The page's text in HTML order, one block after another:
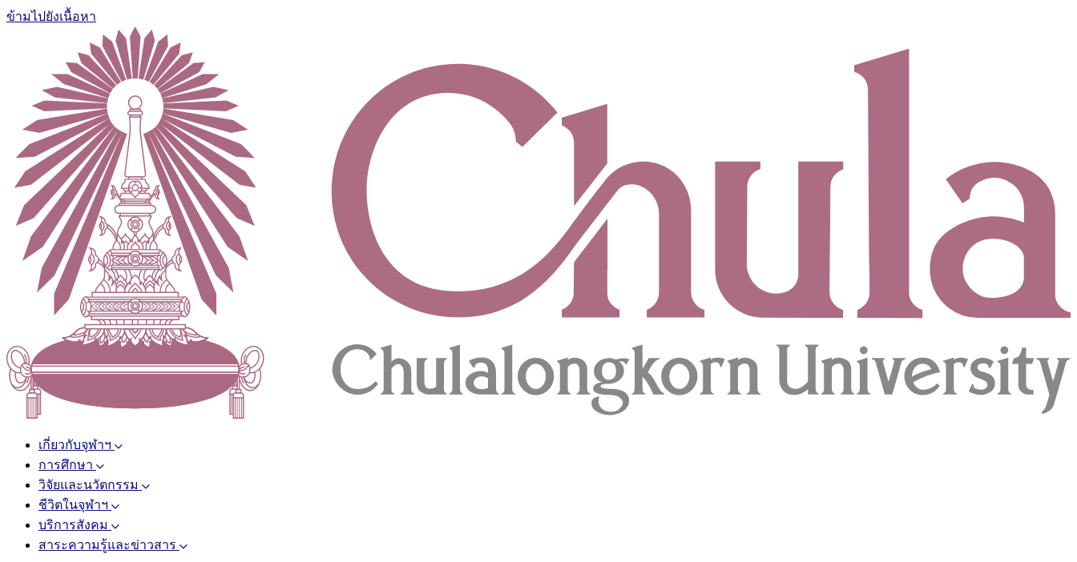
ข้ามไปยังเนื้อหา
เกี่ยวกับจุฬาฯ
การศึกษา
วิจัยและนวัตกรรม
ชีวิตในจุฬาฯ
บริการสังคม
สาระความรู้และข่าวสาร